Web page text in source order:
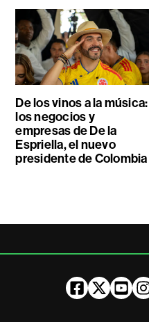
De los vinos a la música:
los negocios y
empresas de De la
Espriella, el nuevo
presidente de Colombia